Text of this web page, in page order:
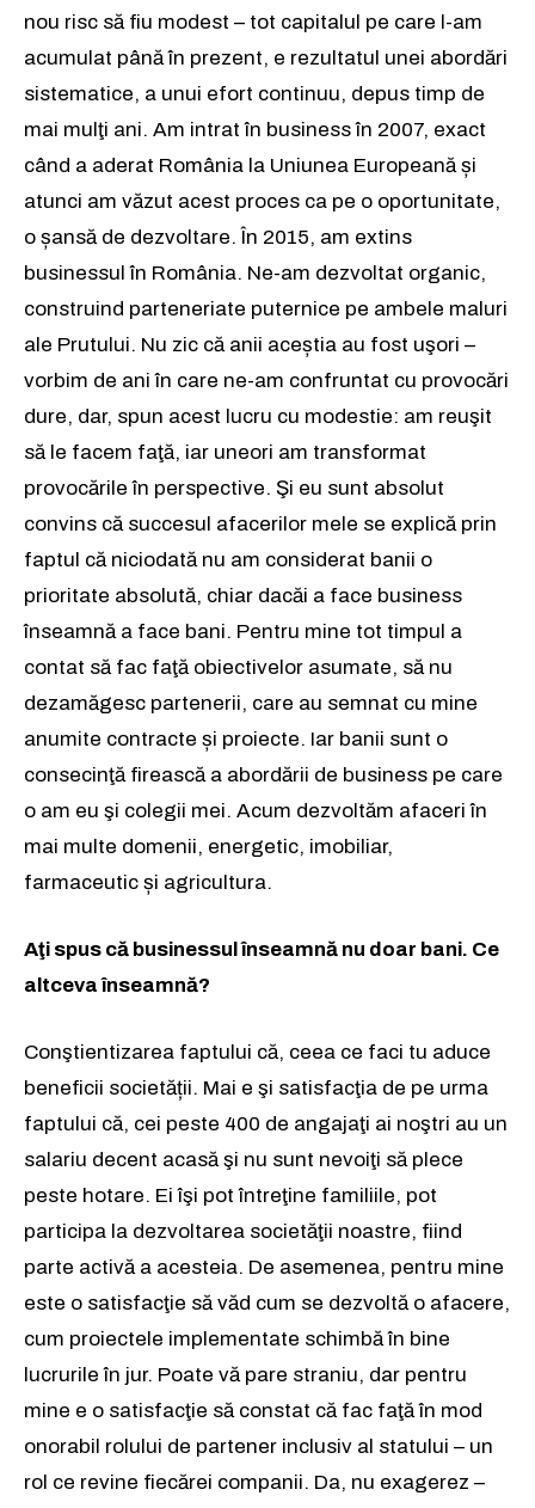
nou risc să fiu modest – tot capitalul pe care l-am
acumulat până în prezent, e rezultatul unei abordări
sistematice, a unui efort continuu, depus timp de
mai mulţi ani. Am intrat în business în 2007, exact
când a aderat România la Uniunea Europeană și
atunci am văzut acest proces ca pe o oportunitate,
o șansă de dezvoltare. În 2015, am extins
businessul în România. Ne-am dezvoltat organic,
construind parteneriate puternice pe ambele maluri
ale Prutului. Nu zic că anii aceștia au fost uşori –
vorbim de ani în care ne-am confruntat cu provocări
dure, dar, spun acest lucru cu modestie: am reuşit
să le facem faţă, iar uneori am transformat
provocările în perspective. Şi eu sunt absolut
convins că succesul afacerilor mele se explică prin
faptul că niciodată nu am considerat banii o
prioritate absolută, chiar dacăi a face business
înseamnă a face bani. Pentru mine tot timpul a
contat să fac faţă obiectivelor asumate, să nu
dezamăgesc partenerii, care au semnat cu mine
anumite contracte și proiecte. Iar banii sunt o
consecinţă firească a abordării de business pe care
o am eu şi colegii mei. Acum dezvoltăm afaceri în
mai multe domenii, energetic, imobiliar,
farmaceutic și agricultura.
Aţi spus că businessul înseamnă nu doar bani. Ce
altceva înseamnă?
Conştientizarea faptului că, ceea ce faci tu aduce
beneficii societății. Mai e şi satisfacţia de pe urma
faptului că, cei peste 400 de angajaţi ai noştri au un
salariu decent acasă şi nu sunt nevoiţi să plece
peste hotare. Ei îşi pot întreţine familiile, pot
participa la dezvoltarea societăţii noastre, fiind
parte activă a acesteia. De asemenea, pentru mine
este o satisfacţie să văd cum se dezvoltă o afacere,
cum proiectele implementate schimbă în bine
lucrurile în jur. Poate vă pare straniu, dar pentru
mine e o satisfacţie să constat că fac faţă în mod
onorabil rolului de partener inclusiv al statului – un
rol ce revine fiecărei companii. Da, nu exagerez –